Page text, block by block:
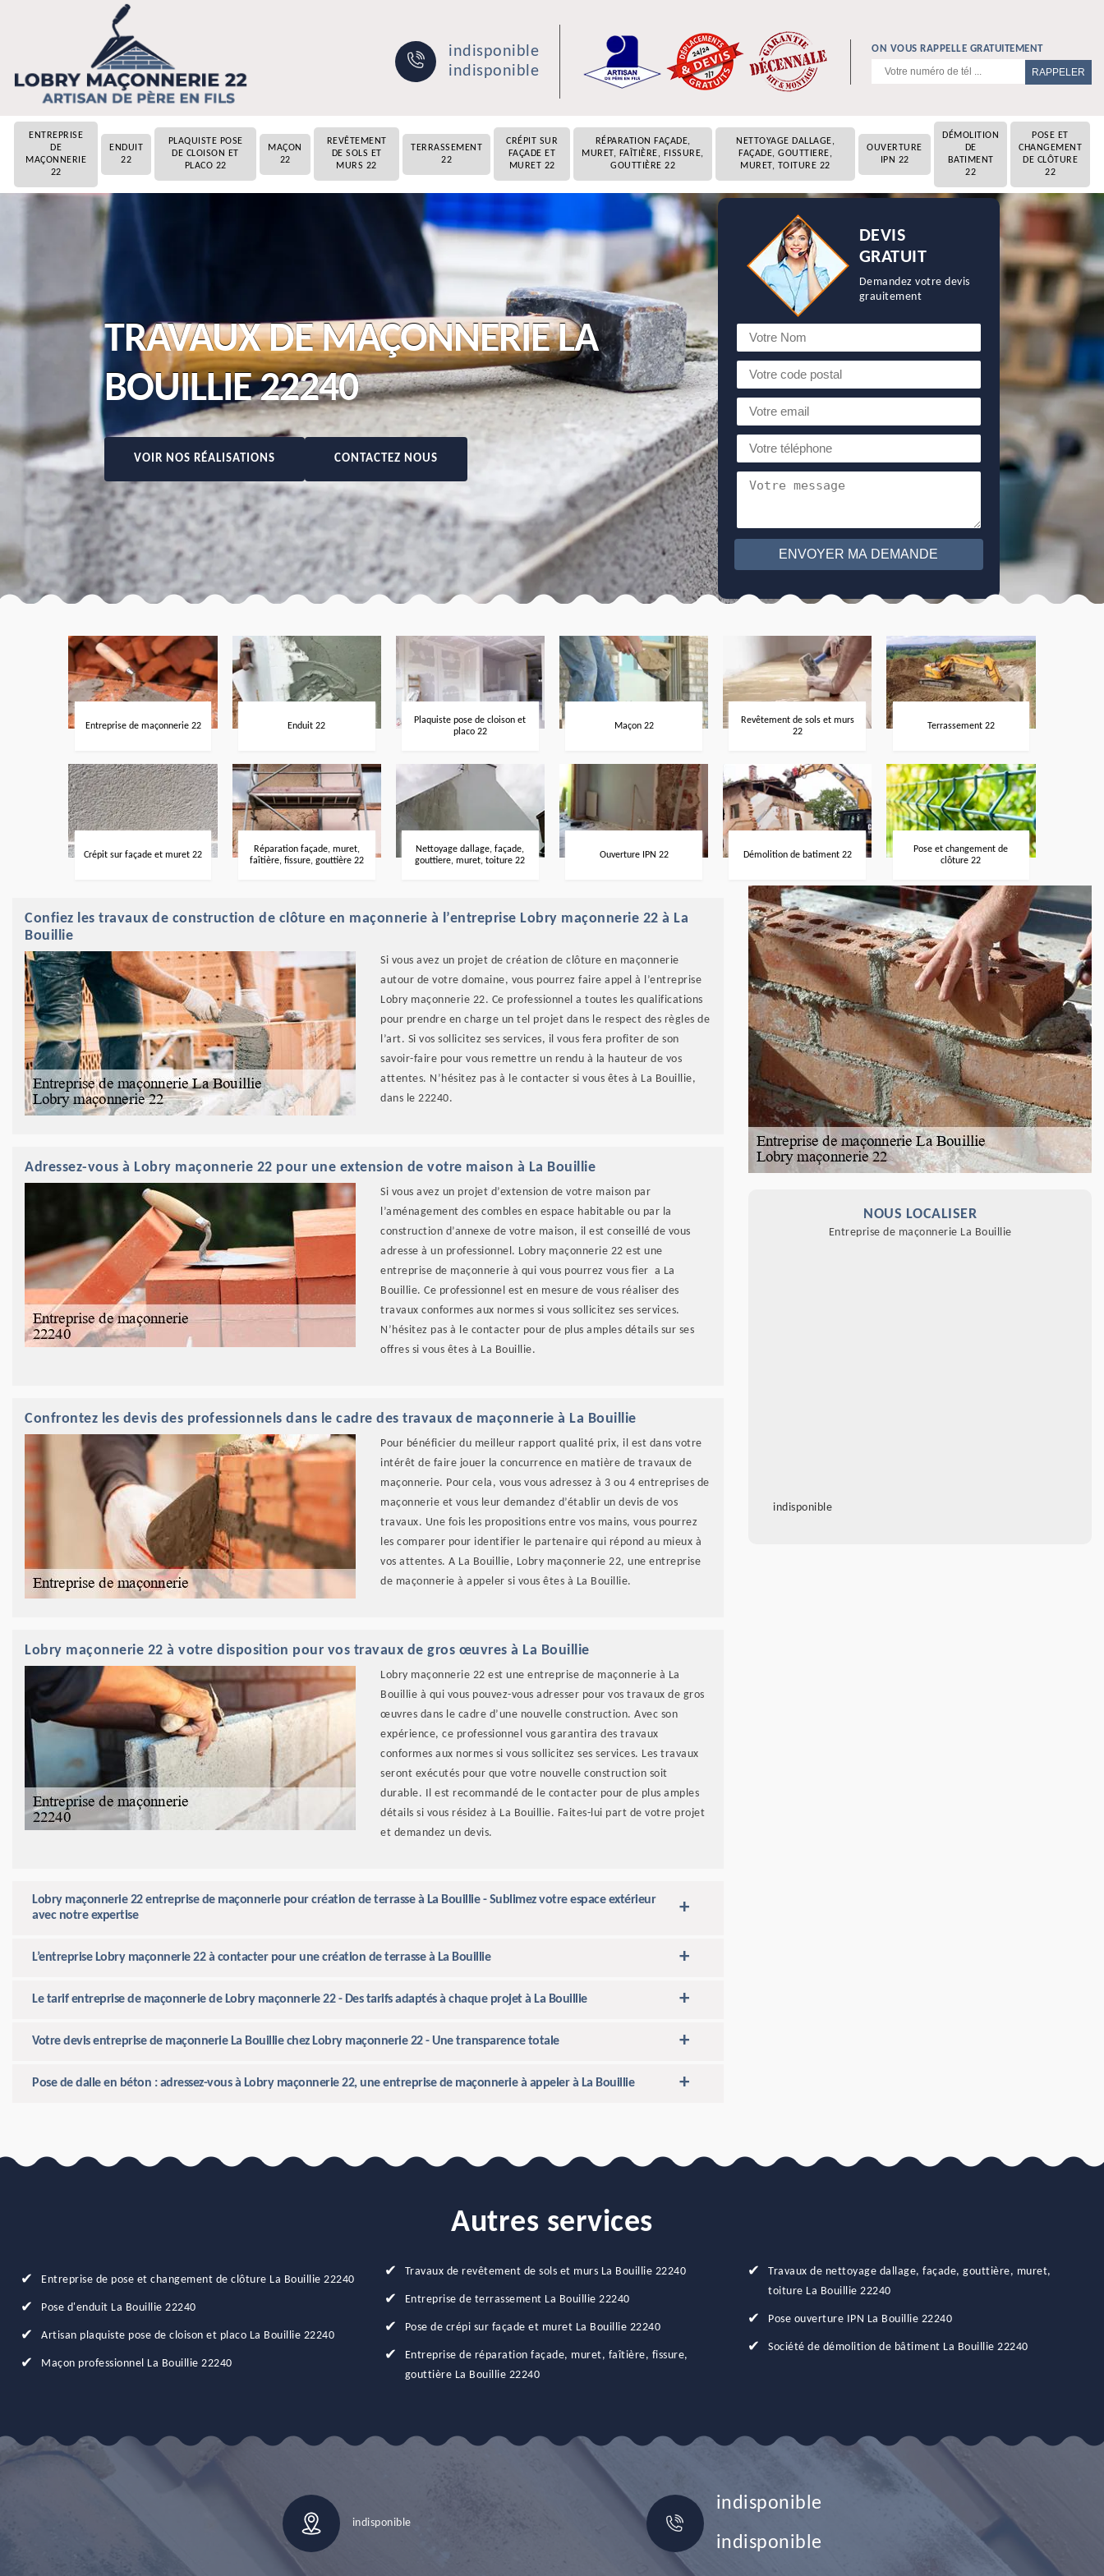
indisponible
indisponible
ON VOUS RAPPELLE GRATUITEMENT
ENTREPRISE
DE
MAÇONNERIE
22
ENDUIT
22
PLAQUISTE POSE
DE CLOISON ET
PLACO 22
MAÇON
22
REVÊTEMENT
DE SOLS ET
MURS 22
TERRASSEMENT
22
CRÉPIT SUR
FAÇADE ET
MURET 22
RÉPARATION FAÇADE,
MURET, FAÎTIÈRE, FISSURE,
GOUTTIÈRE 22
NETTOYAGE DALLAGE,
FAÇADE, GOUTTIERE,
MURET, TOITURE 22
OUVERTURE
IPN 22
DÉMOLITION
DE
BATIMENT
22
POSE ET
CHANGEMENT
DE CLÔTURE
22
TRAVAUX DE MAÇONNERIE LA
BOUILLIE 22240
VOIR NOS RÉALISATIONS CONTACTEZ NOUS
DEVIS
GRATUIT
Demandez votre devis
grauitement
Entreprise de maçonnerie 22 Enduit 22
Plaquiste pose de cloison et
placo 22
Maçon 22
Revêtement de sols et murs
22
Terrassement 22
Crépit sur façade et muret 22
Réparation façade, muret,
faîtière, fissure, gouttière 22
Nettoyage dallage, façade,
gouttiere, muret, toiture 22
Ouverture IPN 22 Démolition de batiment 22
Pose et changement de
clôture 22
Confiez les travaux de construction de clôture en maçonnerie à l’entreprise Lobry maçonnerie 22 à La
Bouillie
Si vous avez un projet de création de clôture en maçonnerie
autour de votre domaine, vous pourrez faire appel à l’entreprise
Lobry maçonnerie 22. Ce professionnel a toutes les qualifications
pour prendre en charge un tel projet dans le respect des règles de
l’art. Si vos sollicitez ses services, il vous fera profiter de son
savoir-faire pour vous remettre un rendu à la hauteur de vos
attentes. N’hésitez pas à le contacter si vous êtes à La Bouillie,
dans le 22240.
Adressez-vous à Lobry maçonnerie 22 pour une extension de votre maison à La Bouillie
Si vous avez un projet d’extension de votre maison par
l’aménagement des combles en espace habitable ou par la
construction d’annexe de votre maison, il est conseillé de vous
adresse à un professionnel. Lobry maçonnerie 22 est une
entreprise de maçonnerie à qui vous pourrez vous fier a La
Bouillie. Ce professionnel est en mesure de vous réaliser des
travaux conformes aux normes si vous sollicitez ses services.
N’hésitez pas à le contacter pour de plus amples détails sur ses
offres si vous êtes à La Bouillie.
Confrontez les devis des professionnels dans le cadre des travaux de maçonnerie à La Bouillie
Pour bénéficier du meilleur rapport qualité prix, il est dans votre
intérêt de faire jouer la concurrence en matière de travaux de
maçonnerie. Pour cela, vous vous adressez à 3 ou 4 entreprises de
maçonnerie et vous leur demandez d’établir un devis de vos
travaux. Une fois les propositions entre vos mains, vous pourrez
les comparer pour identifier le partenaire qui répond au mieux à
vos attentes. A La Bouillie, Lobry maçonnerie 22, une entreprise
de maçonnerie à appeler si vous êtes à La Bouillie.
Lobry maçonnerie 22 à votre disposition pour vos travaux de gros œuvres à La Bouillie
Lobry maçonnerie 22 est une entreprise de maçonnerie à La
Bouillie à qui vous pouvez-vous adresser pour vos travaux de gros
œuvres dans le cadre d’une nouvelle construction. Avec son
expérience, ce professionnel vous garantira des travaux
conformes aux normes si vous sollicitez ses services. Les travaux
seront exécutés pour que votre nouvelle construction soit
durable. Il est recommandé de le contacter pour de plus amples
détails si vous résidez à La Bouillie. Faites-lui part de votre projet
et demandez un devis.
Lobry maçonnerie 22 entreprise de maçonnerie pour création de terrasse à La Bouillie - Sublimez votre espace extérieur
avec notre expertise
L’entreprise Lobry maçonnerie 22 à contacter pour une création de terrasse à La Bouillie
Le tarif entreprise de maçonnerie de Lobry maçonnerie 22 - Des tarifs adaptés à chaque projet à La Bouillie
Votre devis entreprise de maçonnerie La Bouillie chez Lobry maçonnerie 22 - Une transparence totale
Pose de dalle en béton : adressez-vous à Lobry maçonnerie 22, une entreprise de maçonnerie à appeler à La Bouillie
NOUS LOCALISER
Entreprise de maçonnerie La Bouillie
indisponible
Autres services
Entreprise de pose et changement de clôture La Bouillie 22240
Pose d'enduit La Bouillie 22240
Artisan plaquiste pose de cloison et placo La Bouillie 22240
Maçon professionnel La Bouillie 22240
Travaux de revêtement de sols et murs La Bouillie 22240
Entreprise de terrassement La Bouillie 22240
Pose de crépi sur façade et muret La Bouillie 22240
Entreprise de réparation façade, muret, faîtière, fissure,
gouttière La Bouillie 22240
Travaux de nettoyage dallage, façade, gouttière, muret,
toiture La Bouillie 22240
Pose ouverture IPN La Bouillie 22240
Société de démolition de bâtiment La Bouillie 22240
indisponible
indisponible
indisponible